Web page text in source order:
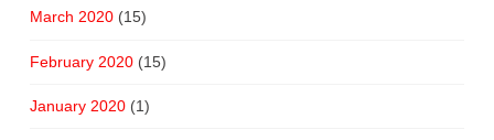
March 2020(15)
February 2020(15)
January 2020(1)